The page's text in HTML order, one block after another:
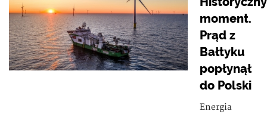
moment.
Prąd z
Bałtyku
popłynął
do Polski
Energia